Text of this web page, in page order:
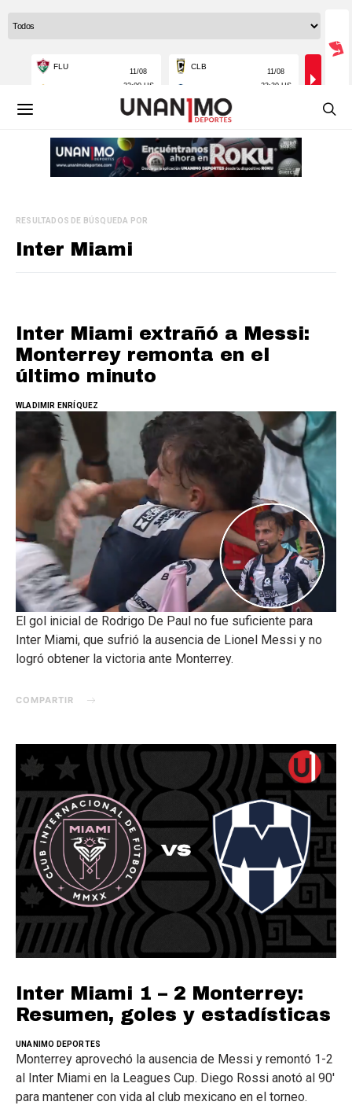
RESULTADOS DE BÚSQUEDA POR
Inter Miami
Inter Miami extrañó a Messi:
Monterrey remonta en el
último minuto
WLADIMIR ENRÍQUEZ
El gol inicial de Rodrigo De Paul no fue suficiente para
Inter Miami, que sufrió la ausencia de Lionel Messi y no
logró obtener la victoria ante Monterrey.
COMPARTIR
Inter Miami 1 – 2 Monterrey:
Resumen, goles y estadísticas
UNANIMO DEPORTES
Monterrey aprovechó la ausencia de Messi y remontó 1-2
al Inter Miami en la Leagues Cup. Diego Rossi anotó al 90′
para mantener con vida al club mexicano en el torneo.